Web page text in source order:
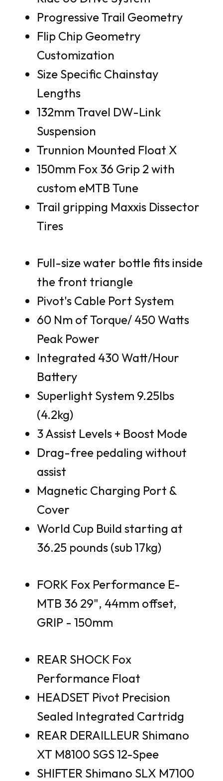
Progressive Trail Geometry
Flip Chip Geometry
Customization
Size Specific Chainstay
Lengths
132mm Travel DW-Link
Suspension
Trunnion Mounted Float X
150mm Fox 36 Grip 2 with
custom eMTB Tune
Trail gripping Maxxis Dissector
Tires
Full-size water bottle fits inside
the front triangle
Pivot's Cable Port System
60 Nm of Torque/ 450 Watts
Peak Power
Integrated 430 Watt/Hour
Battery
Superlight System 9.25lbs
(4.2kg)
3 Assist Levels + Boost Mode
Drag-free pedaling without
assist
Magnetic Charging Port &
Cover
World Cup Build starting at
36.25 pounds (sub 17kg)
FORK Fox Performance E-
MTB 36 29", 44mm offset,
GRIP - 150mm
REAR SHOCK Fox
Performance Float
HEADSET Pivot Precision
Sealed Integrated Cartridg
REAR DERAILLEUR Shimano
XT M8100 SGS 12-Spee
SHIFTER Shimano SLX M7100